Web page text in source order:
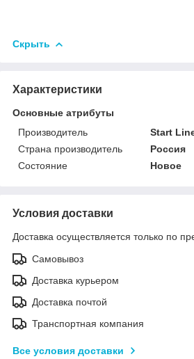
Скрыть
Характеристики
Основные атрибуты
Производитель
Start
Страна производитель
Россия
Состояние
Новое
Условия доставки
Доставка осуществляется только по
Самовывоз
Доставка курьером
Доставка почтой
Транспортная компания
Все условия доставки